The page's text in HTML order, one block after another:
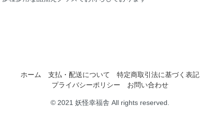
ホーム 支払・配送について
特定商取引法に基づく表記
プライバシーポリシー
お問い合わせ
© 2021 妖怪幸福舎 All rights reserved.